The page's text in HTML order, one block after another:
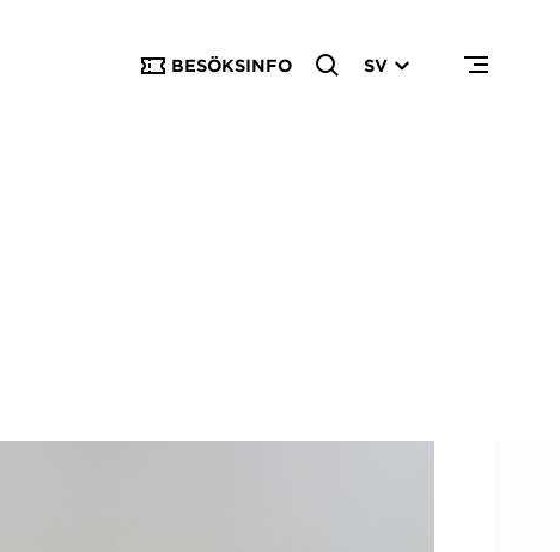
BESÖKSINFO SV